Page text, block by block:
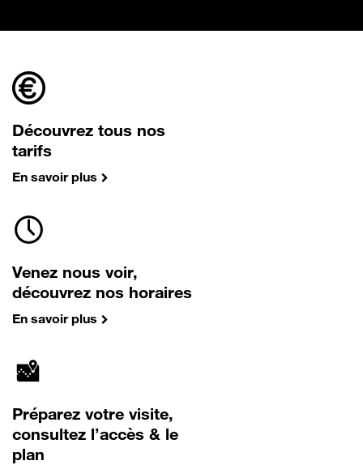
Découvrez tous nos
tarifs
En savoir plus
Venez nous voir,
découvrez nos horaires
En savoir plus
Préparez votre visite,
consultez l’accès & le
plan